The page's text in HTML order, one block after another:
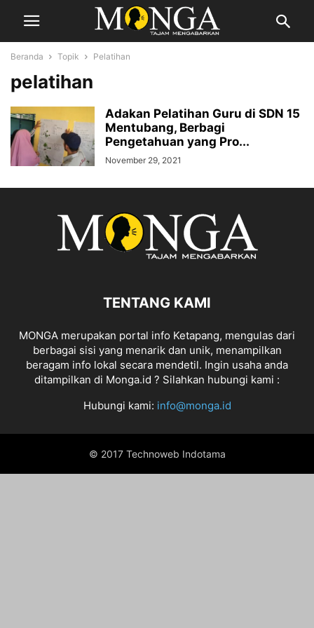
Beranda Topik Pelatihan
pelatihan
Adakan Pelatihan Guru di SDN 15
Mentubang, Berbagi
Pengetahuan yang Pro...
November 29, 2021
TENTANG KAMI
MONGA merupakan portal info Ketapang, mengulas dari
berbagai sisi yang menarik dan unik, menampilkan
beragam info lokal secara mendetil. Ingin usaha anda
ditampilkan di Monga.id ? Silahkan hubungi kami :
Hubungi kami: info@monga.id
© 2017 Technoweb Indotama